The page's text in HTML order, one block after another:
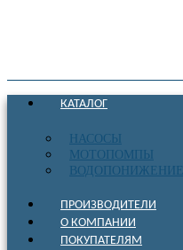
КАТАЛОГ
НАСОСЫ
МОТОПОМПЫ
ВОДОПОНИЖЕНИЕ
ПРОИЗВОДИТЕЛИ
О КОМПАНИИ
ПОКУПАТЕЛЯМ